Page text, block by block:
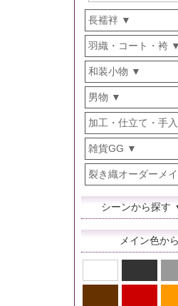
長襦袢
羽織・コート・袴
和装小物
男物
加工・仕立て・手
雑貨GG
裂き織オーダーメ
シーンから探す
メイン色か